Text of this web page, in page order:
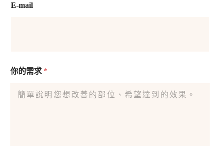
E-mail
你的需求 *